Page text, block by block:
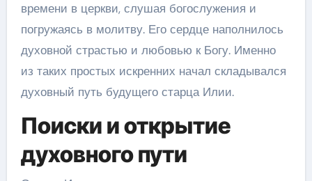
времени в церкви, слушая богослужения и
погружаясь в молитву. Его сердце наполнилось
духовной страстью и любовью к Богу. Именно
из таких простых искренних начал складывался
духовный путь будущего старца Илии.
Поиски и открытие
духовного пути